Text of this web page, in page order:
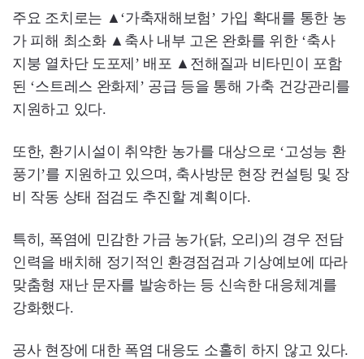
주요 조치로는 ▲‘가축재해보험’ 가입 확대를 통한 농
가 피해 최소화 ▲축사 내부 고온 완화를 위한 ‘축사
지붕 열차단 도포제’ 배포 ▲전해질과 비타민이 포함
된 ‘스트레스 완화제’ 공급 등을 통해 가축 건강관리를
지원하고 있다.
또한, 환기시설이 취약한 농가를 대상으로 ‘고성능 환
풍기’를 지원하고 있으며, 축사방문 현장 컨설팅 및 장
비 작동 상태 점검도 추진할 계획이다.
특히, 폭염에 민감한 가금 농가(닭, 오리)의 경우 전담
인력을 배치해 정기적인 환경점검과 기상예보에 따라
맞춤형 재난 문자를 발송하는 등 신속한 대응체계를
강화했다.
공사 현장에 대한 폭염 대응도 소홀히 하지 않고 있다.